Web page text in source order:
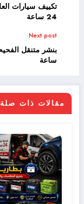
24 ساعة
Next post
ساعة
مقالات ذات صلة